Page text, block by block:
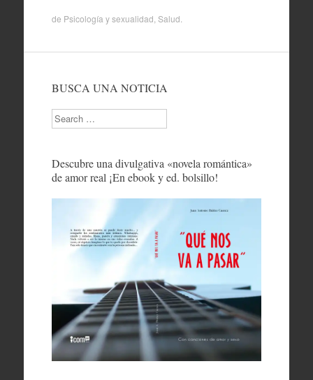
de Psicología y sexualidad Salud
BUSCA UNA NOTICIA
Search
Descubre una divulgativa «novela romántica»
de amor real ¡En ebook y ed. bolsillo!